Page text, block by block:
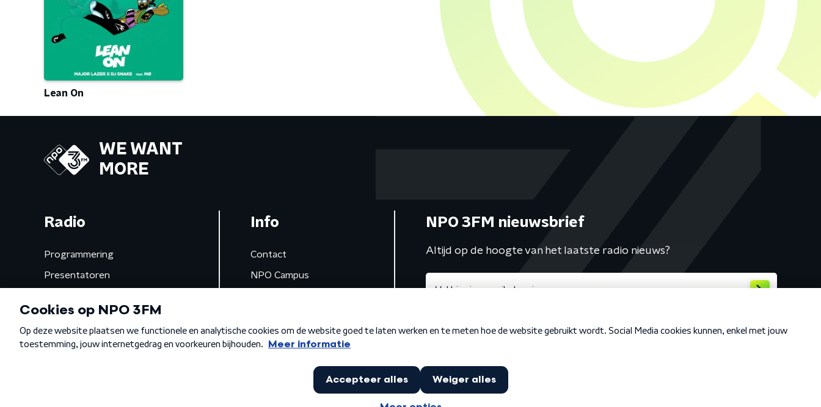
Lean On
WE WANT
MORE
Radio
Programmering
Presentatoren
Gemist
Info
Contact
NPO Campus
NPO 3FM nieuwsbrief
Altijd op de hoogte van het laatste radio nieuws?
Algemene voorwaarden Privacybeleid